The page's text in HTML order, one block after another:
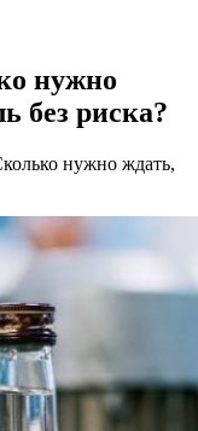
нужно
без риска?
нужно ждать,